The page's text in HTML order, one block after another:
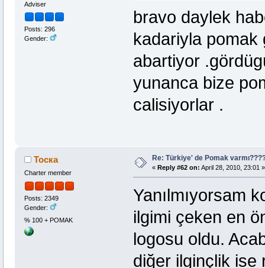
Adviser
Posts: 296
Gender:
bravo daylek
kadariyla pomak
abartiyor
yunanca bize
calisiyorlar .
Тоска
Charter member
Posts: 2349
Gender:
% 100 + POMAK
Re: Türkiye' de Pomak
« Reply #62 on: April 28, 2010, 23:01 »
Yanılmıyorsam
ilgimi çeken en
logosu oldu.
diğer ilginçlik ise